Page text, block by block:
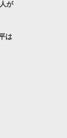
』『Team
が
は